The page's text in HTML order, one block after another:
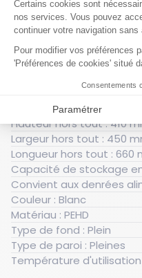
Générales
Poids : 12.9 kg
Porte-étiquettes intégré :
Hauteur hors tout : 410
Largeur hors tout : 450
Longueur hors tout : 660
Capacité de stockage
Convient aux denrées
Couleur : Blanc
Matériau : PEHD
Type de fond : Plein
Type de paroi : Pleines
Température d'utilisation